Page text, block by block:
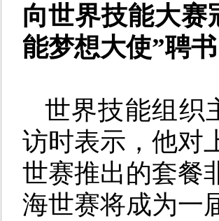
向世界技能大赛
能梦想大使”聘
世界技能组织
访时表示，他对
世赛推出的套餐
海世赛将成为一